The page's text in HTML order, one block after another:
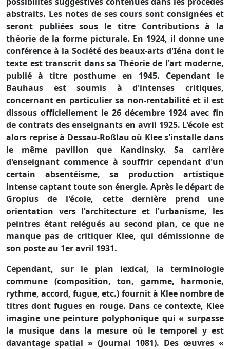
abstraits. Les notes de ses cours sont consignées et
seront publiées sous le titre Contributions à la
théorie de la forme picturale. En 1924, il donne une
conférence à la Société des beaux-arts d'Iéna dont le
texte est transcrit dans sa Théorie de l'art moderne,
publié à titre posthume en 1945. Cependant le
Bauhaus est soumis à d'intenses critiques,
concernant en particulier sa non-rentabilité et il est
dissous officiellement le 26 décembre 1924 avec fin
de contrats des enseignants en avril 1925. L'école est
alors reprise à Dessau-Roßlau où Klee s'installe dans
le même pavillon que Kandinsky. Sa carrière
d'enseignant commence à souffrir cependant d'un
certain absentéisme, sa production artistique
intense captant toute son énergie. Après le départ de
Gropius de l'école, cette dernière prend une
orientation vers l'architecture et l'urbanisme, les
peintres étant relégués au second plan, ce que ne
manque pas de critiquer Klee, qui démissionne de
son poste au 1er avril 1931.
Cependant, sur le plan lexical, la terminologie
commune (composition, ton, gamme, harmonie,
rythme, accord, fugue, etc.) fournit à Klee nombre de
titres dont fugues en rouge. Dans ce contexte, Klee
imagine une peinture polyphonique qui « surpasse
la musique dans la mesure où le temporel y est
davantage spatial » (Journal 1081). Des œuvres «